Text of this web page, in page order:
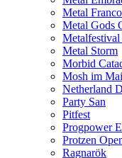
Metal
Metal Gods
Metal Storm
Morbid
Mosh im Mai
Netherland
Party San
Pitfest
Progpower
Protzen
Ragnarök